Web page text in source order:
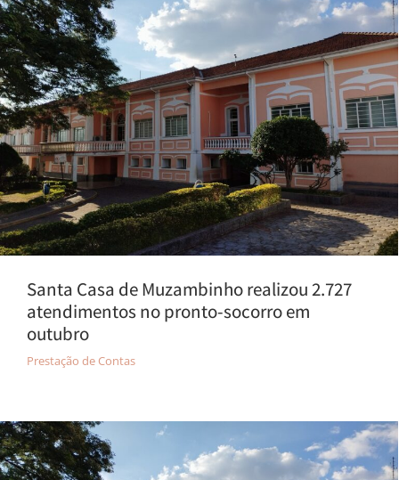
Santa Casa de Muzambinho realizou 2.727
atendimentos no pronto-socorro em
outubro
Prestação de Contas